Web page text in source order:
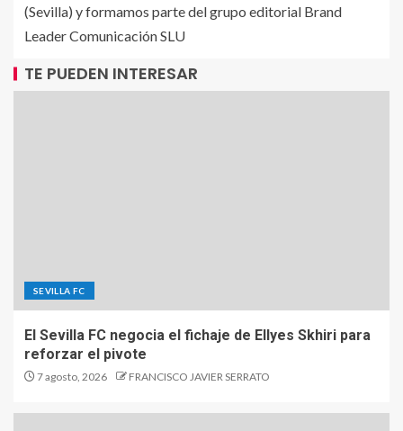
(Sevilla) y formamos parte del grupo editorial Brand
Leader Comunicación SLU
TE PUEDEN INTERESAR
SEVILLA FC
El Sevilla FC negocia el fichaje de Ellyes Skhiri para
reforzar el pivote
7 agosto, 2026 FRANCISCO JAVIER SERRATO